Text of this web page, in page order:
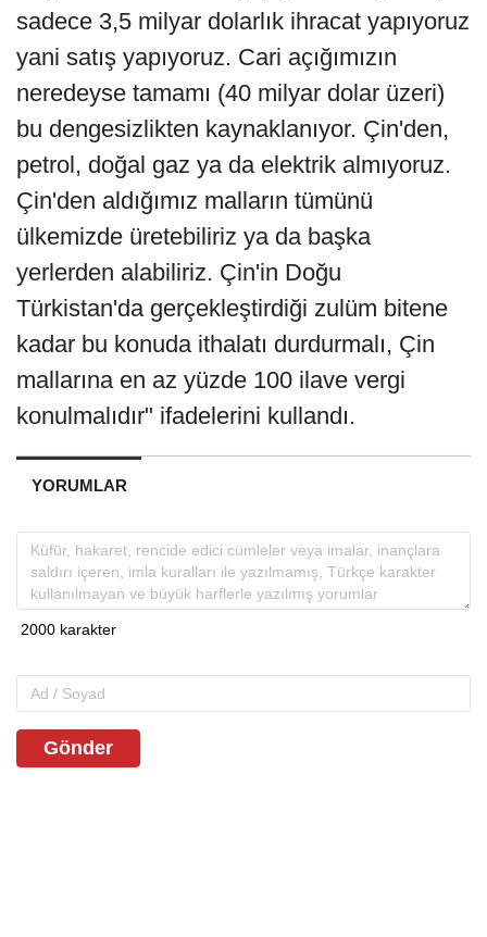
sadece 3,5 milyar dolarlık ihracat yapıyoruz
yani satış yapıyoruz. Cari açığımızın
neredeyse tamamı (40 milyar dolar üzeri)
bu dengesizlikten kaynaklanıyor. Çin'den,
petrol, doğal gaz ya da elektrik almıyoruz.
Çin'den aldığımız malların tümünü
ülkemizde üretebiliriz ya da başka
yerlerden alabiliriz. Çin'in Doğu
Türkistan'da gerçekleştirdiği zulüm bitene
kadar bu konuda ithalatı durdurmalı, Çin
mallarına en az yüzde 100 ilave vergi
konulmalıdır" ifadelerini kullandı.
YORUMLAR
Gönder